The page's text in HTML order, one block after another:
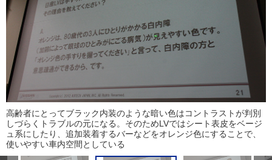
高齢者にとってブラック内装のような暗い色はコントラストが判別
しづらくトラブルの元になる。そのためLVではシート表皮をベージ
ュ系にしたり、追加装着するバーなどをオレンジ色にすることで、
使いやすい車内空間としている